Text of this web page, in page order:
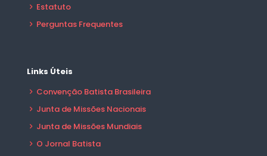
Estatuto
Perguntas Frequentes
Links Úteis
Convenção Batista Brasileira
Junta de Missões Nacionais
Junta de Missões Mundiais
O Jornal Batista